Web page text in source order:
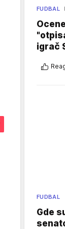
FUDBAL
igrač
FUDBAL
Gde